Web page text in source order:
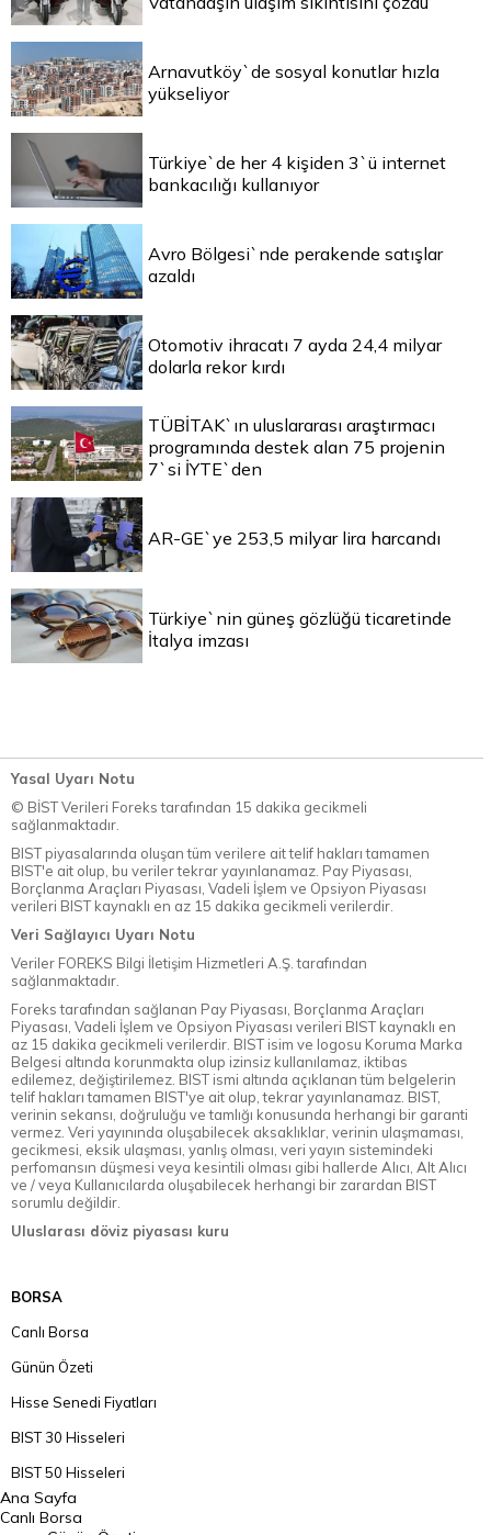
Arnavutköy`de sosyal konutlar hızla
yükseliyor
Türkiye`de her 4 kişiden 3`ü internet
bankacılığı kullanıyor
Avro Bölgesi`nde perakende satışlar
azaldı
Otomotiv ihracatı 7 ayda 24,4 milyar
dolarla rekor kırdı
TÜBİTAK`ın uluslararası araştırmacı
programında destek alan 75 projenin
7`si İYTE`den
AR-GE`ye 253,5 milyar lira harcandı
Türkiye`nin güneş gözlüğü ticaretinde
İtalya imzası
Yasal Uyarı Notu
© BİST Verileri Foreks tarafından 15 dakika gecikmeli
sağlanmaktadır.
BIST piyasalarında oluşan tüm verilere ait telif hakları tamamen
BIST'e ait olup, bu veriler tekrar yayınlanamaz. Pay Piyasası,
Borçlanma Araçları Piyasası, Vadeli İşlem ve Opsiyon Piyasası
verileri BIST kaynaklı en az 15 dakika gecikmeli verilerdir.
Veri Sağlayıcı Uyarı Notu
Veriler FOREKS Bilgi İletişim Hizmetleri A.Ş. tarafından
sağlanmaktadır.
Foreks tarafından sağlanan Pay Piyasası, Borçlanma Araçları
Piyasası, Vadeli İşlem ve Opsiyon Piyasası verileri BIST kaynaklı en
az 15 dakika gecikmeli verilerdir. BIST isim ve logosu Koruma Marka
Belgesi altında korunmakta olup izinsiz kullanılamaz, iktibas
edilemez, değiştirilemez. BIST ismi altında açıklanan tüm belgelerin
telif hakları tamamen BIST'ye ait olup, tekrar yayınlanamaz. BIST,
verinin sekansı, doğruluğu ve tamlığı konusunda herhangi bir garanti
vermez. Veri yayınında oluşabilecek aksaklıklar, verinin ulaşmaması,
gecikmesi, eksik ulaşması, yanlış olması, veri yayın sistemindeki
perfomansın düşmesi veya kesintili olması gibi hallerde Alıcı, Alt Alıcı
ve / veya Kullanıcılarda oluşabilecek herhangi bir zarardan BIST
sorumlu değildir.
Uluslarası döviz piyasası kuru
BORSA
Canlı Borsa
Günün Özeti
Hisse Senedi Fiyatları
BIST 30 Hisseleri
BIST 50 Hisseleri
BIST 100 Hisseleri
Ana Sayfa
Canlı Borsa